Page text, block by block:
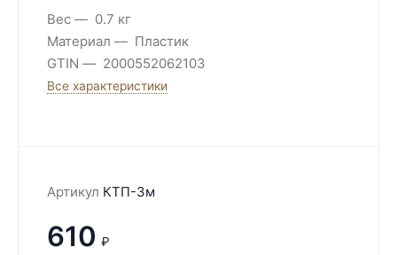
Вес
0.7 кг
Материал
Пластик
GTIN
2000552062103
Все характеристики
Артикул КТП-3м
610 ₽